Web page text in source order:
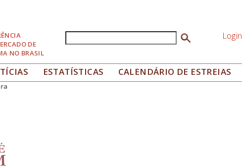
DE
NO BRASIL
Formulário de busca Login
ESTATÍSTICAS CALENDÁRIO DE ESTREIAS